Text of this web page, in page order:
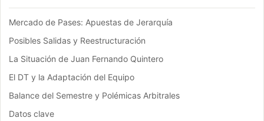
Mercado de Pases: Apuestas de Jerarquía
Posibles Salidas y Reestructuración
La Situación de Juan Fernando Quintero
El DT y la Adaptación del Equipo
Balance del Semestre y Polémicas Arbitrales
Datos clave